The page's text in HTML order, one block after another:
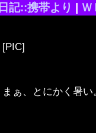
日記::携帯より | Ｗ
[PIC]
まぁ、とにかく暑い